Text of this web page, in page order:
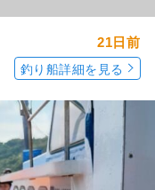
21日前
釣り船詳細を見る